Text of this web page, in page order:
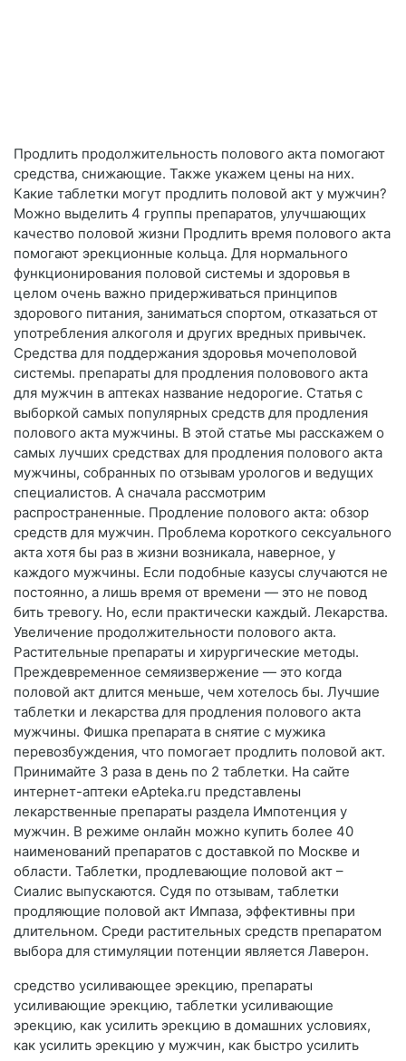
Продлить продолжительность полового акта помогают
средства, снижающие. Также укажем цены на них.
Какие таблетки могут продлить половой акт у мужчин?
Можно выделить 4 группы препаратов, улучшающих
качество половой жизни Продлить время полового акта
помогают эрекционные кольца. Для нормального
функционирования половой системы и здоровья в
целом очень важно придерживаться принципов
здорового питания, заниматься спортом, отказаться от
употребления алкоголя и других вредных привычек.
Средства для поддержания здоровья мочеполовой
системы. препараты для продления половового акта
для мужчин в аптеках название недорогие. Статья с
выборкой самых популярных средств для продления
полового акта мужчины. В этой статье мы расскажем о
самых лучших средствах для продления полового акта
мужчины, собранных по отзывам урологов и ведущих
специалистов. А сначала рассмотрим
распространенные. Продление полового акта: обзор
средств для мужчин. Проблема короткого сексуального
акта хотя бы раз в жизни возникала, наверное, у
каждого мужчины. Если подобные казусы случаются не
постоянно, а лишь время от времени — это не повод
бить тревогу. Но, если практически каждый. Лекарства.
Увеличение продолжительности полового акта.
Растительные препараты и хирургические методы.
Преждевременное семяизвержение — это когда
половой акт длится меньше, чем хотелось бы. Лучшие
таблетки и лекарства для продления полового акта
мужчины. Фишка препарата в снятие с мужика
перевозбуждения, что помогает продлить половой акт.
Принимайте 3 раза в день по 2 таблетки. На сайте
интернет-аптеки еApteka.ru представлены
лекарственные препараты раздела Импотенция у
мужчин. В режиме онлайн можно купить более 40
наименований препаратов с доставкой по Москве и
области. Таблетки, продлевающие половой акт –
Сиалис выпускаются. Судя по отзывам, таблетки
продляющие половой акт Импаза, эффективны при
длительном. Среди растительных средств препаратом
выбора для стимуляции потенции является Лаверон.
средство усиливающее эрекцию, препараты
усиливающие эрекцию, таблетки усиливающие
эрекцию, как усилить эрекцию в домашних условиях,
как усилить эрекцию у мужчин, как быстро усилить